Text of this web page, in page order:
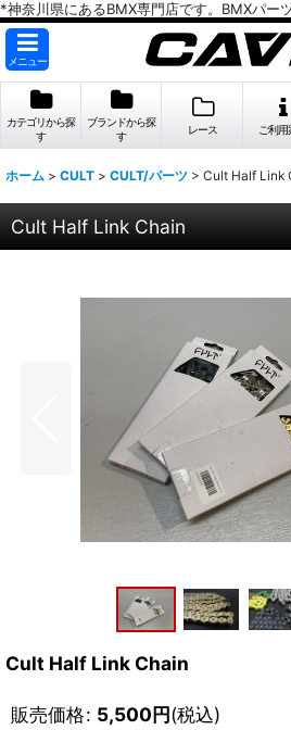
*神奈川県にあるBMX専門店です。BMXパ
メニュー
カテゴリから探
す
ブランドから探
す
レース ご利用
ホーム > CULT > CULT/パーツ > Cult Half Link
Cult Half Link Chain
Cult Half Link Chain
販売価格: 5,500円(税込)